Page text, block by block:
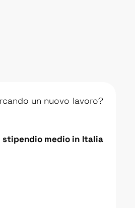
un nuovo lavoro?
stipendio medio in Italia